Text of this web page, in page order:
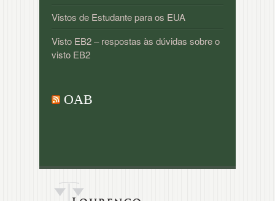
Vistos de Estudante para os EUA
Visto EB2 – respostas às dúvidas sobre o
visto EB2
OAB